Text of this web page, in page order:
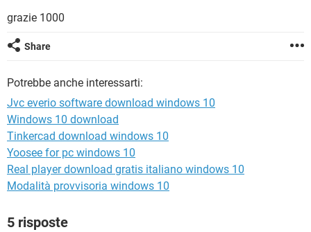
HARDWARE
grazie 1000
Share
Potrebbe anche interessarti:
Jvc everio software download windows 10
Windows 10 download
Tinkercad download windows 10
Yoosee for pc windows 10
Real player download gratis italiano windows 10
Modalità provvisoria windows 10
5 risposte